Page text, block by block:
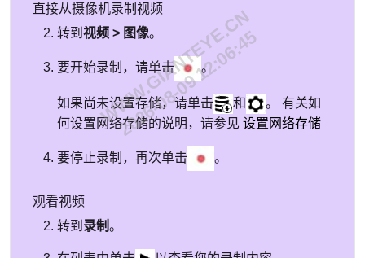
直接从摄像机录制视频
转到 视频 > 图像。
要开始录制，请单击 。
如果尚未设置存储，请单击 和
。 有关如
何设置网络存储的说明，请参见 设置网络存储
要停止录制，再次单击 。
观看视频
转到 录制。
WWW.GIANTEYE.CN
2026-08-09 12:06:45